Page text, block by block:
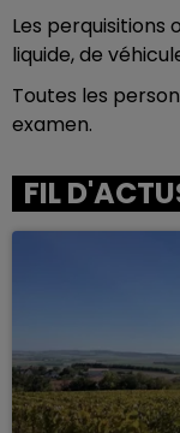
Les perquisitions
liquide, de
Toutes les
examen.
FIL